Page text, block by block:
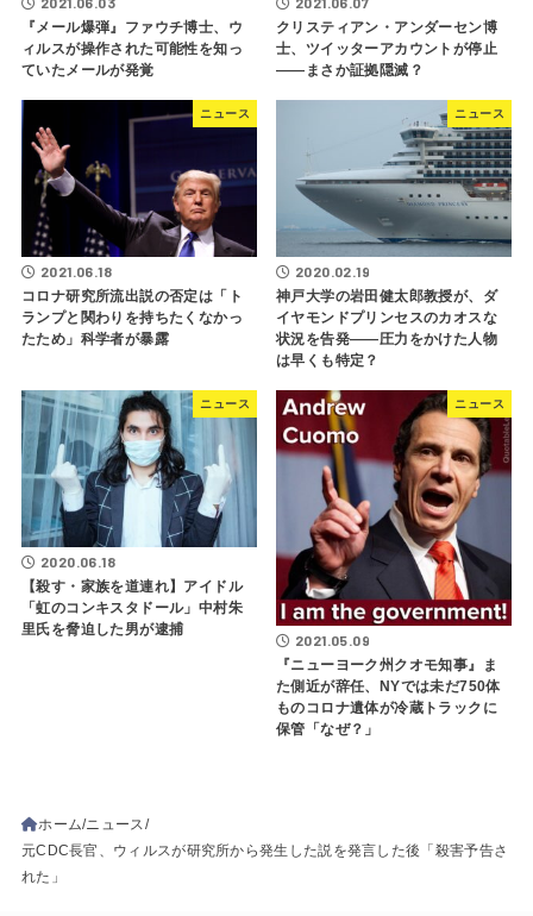
『メール爆弾』ファウチ博士、ウ
ィルスが操作された可能性を知っ
ていたメールが発覚
クリスティアン・アンダーセン博
士、ツイッターアカウントが停止
――まさか証拠隠滅？
ニュース
2021.06.18
コロナ研究所流出説の否定は「ト
ランプと関わりを持ちたくなかっ
たため」科学者が暴露
ニュース
2020.02.19
神戸大学の岩田健太郎教授が、ダ
イヤモンドプリンセスのカオスな
状況を告発――圧力をかけた人物
は早くも特定？
ニュース
2020.06.18
【殺す・家族を道連れ】アイドル
「虹のコンキスタドール」中村朱
里氏を脅迫した男が逮捕
ニュース
2021.05.09
『ニューヨーク州クオモ知事』ま
た側近が辞任、NYでは未だ750体
ものコロナ遺体が冷蔵トラックに
保管「なぜ？」
ホーム ニュース
元CDC長官、ウィルスが研究所から発生した説を発言した後「殺害予告さ
れた」